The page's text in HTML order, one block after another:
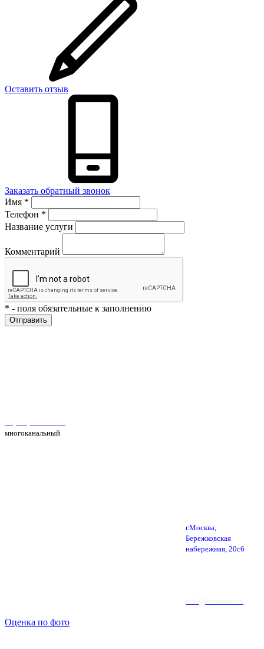
Оставить отзыв
Заказать обратный звонок
Имя *
Телефон *
Название услуги
Комментарий
* - поля обязательные к заполнению
многоканальный
г.Москва,
Бережковская
набережная, 20с6
Оценка по фото